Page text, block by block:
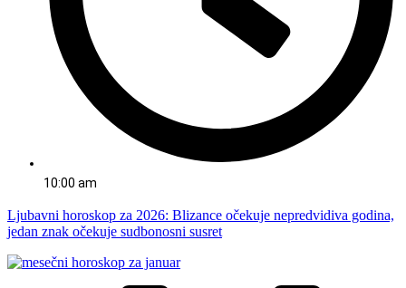
10:00 am
Ljubavni horoskop za 2026: Blizance očekuje nepredvidiva godina,
jedan znak očekuje sudbonosni susret